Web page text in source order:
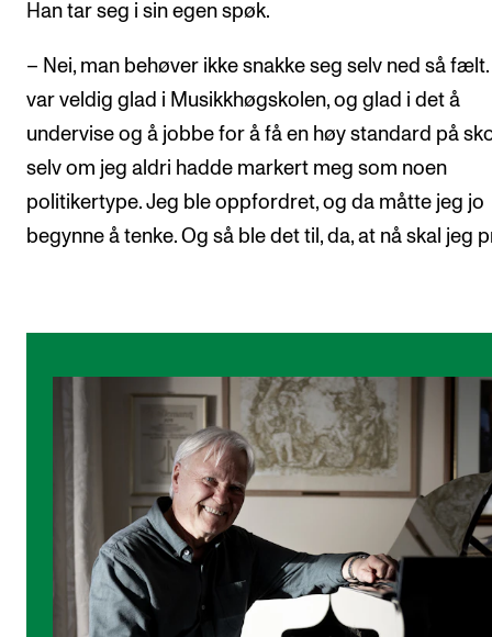
Han tar seg i sin egen spøk.
– Nei, man behøver ikke snakke seg selv ned så
var veldig glad i Musikkhøgskolen, og glad i det å
undervise og å jobbe for å få en høy standard på
selv om jeg aldri hadde markert meg som noen
politikertype. Jeg ble oppfordret, og da måtte jeg jo
begynne å tenke. Og så ble det til, da, at nå skal jeg